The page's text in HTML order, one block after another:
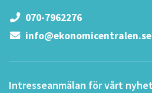
070-7962276
info@ekonomicentralen.se
Intresseanmälan för vårt